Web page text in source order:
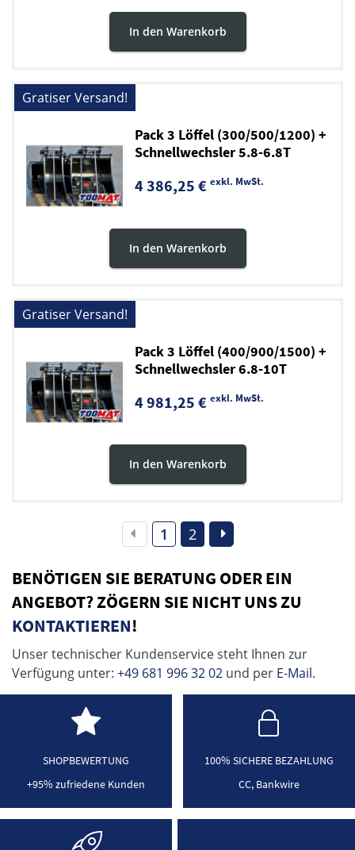
In den Warenkorb
Gratiser Versand!
Pack 3 Löffel (300/500/1200) +
Schnellwechsler 5.8-6.8T
4 386,25 €exkl. MwSt.
In den Warenkorb
Gratiser Versand!
Pack 3 Löffel (400/900/1500) +
Schnellwechsler 6.8-10T
4 981,25 €exkl. MwSt.
In den Warenkorb
1 2
BENÖTIGEN SIE BERATUNG ODER EIN
ANGEBOT? ZÖGERN SIE NICHT UNS ZU
KONTAKTIEREN!
Unser technischer Kundenservice steht Ihnen zur
Verfügung unter: +49 681 996 32 02 und per E-Mail.
SHOPBEWERTUNG
+95% zufriedene Kunden
100% SICHERE BEZAHLUNG
CC, Bankwire